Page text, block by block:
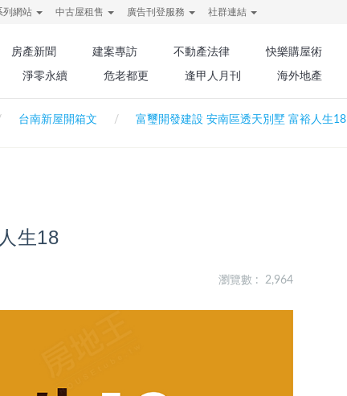
列網站 中古屋租售 廣告刊登服務 社群連結
房產新聞 建案專訪 不動產法律 快樂購屋術
淨零永續 危老都更 逢甲人月刊 海外地產
台南新屋開箱文 富璽開發建設 安南區透天別墅 富裕人生18
生18
瀏覽數 : 2,964